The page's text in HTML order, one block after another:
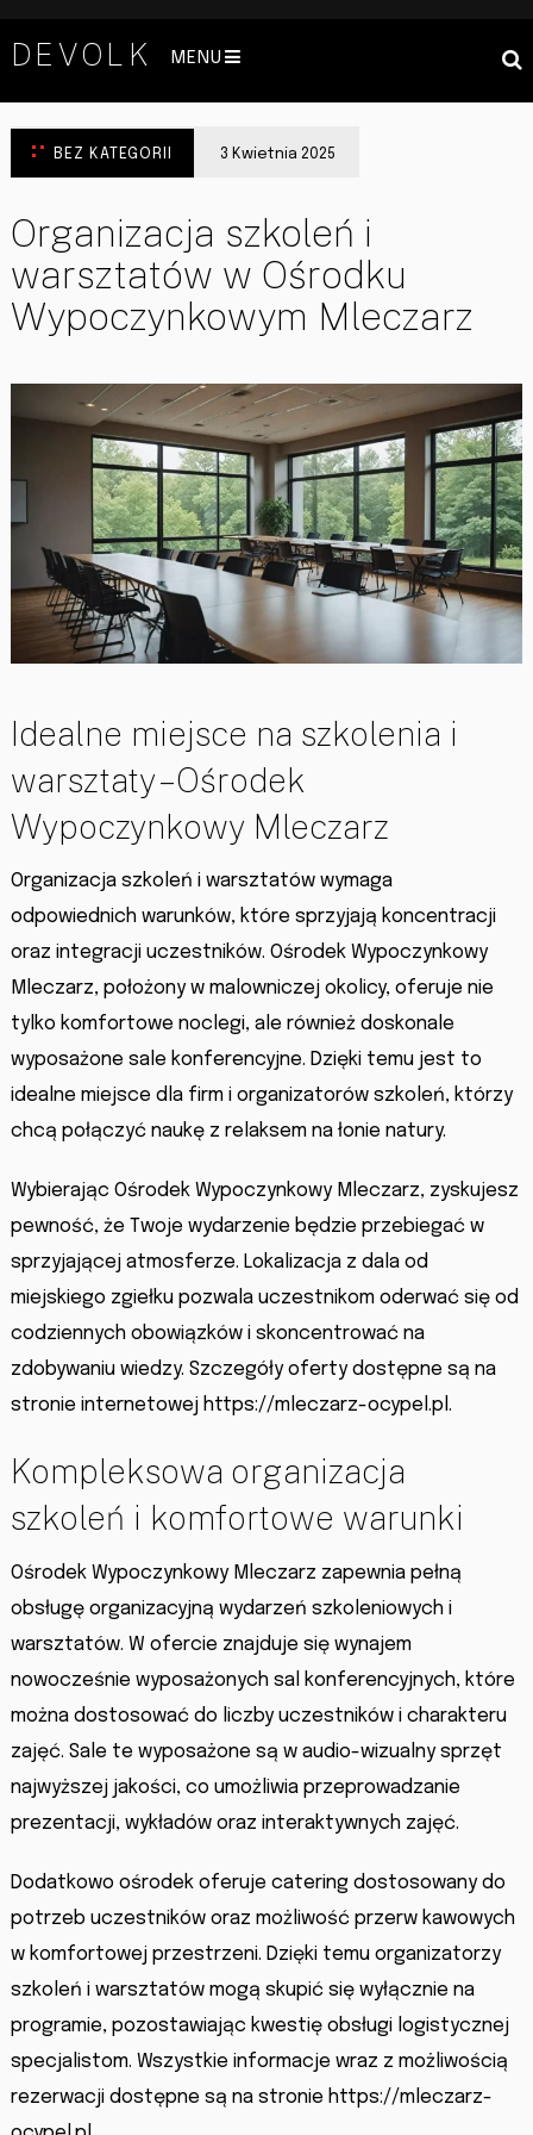
DEVOLK MENU
BEZ KATEGORII 3 Kwietnia 2025
Organizacja szkoleń i
warsztatów w Ośrodku
Wypoczynkowym Mleczarz
Idealne miejsce na szkolenia i
warsztaty – Ośrodek
Wypoczynkowy Mleczarz
Organizacja szkoleń i warsztatów wymaga
odpowiednich warunków, które sprzyjają koncentracji
oraz integracji uczestników. Ośrodek Wypoczynkowy
Mleczarz, położony w malowniczej okolicy, oferuje nie
tylko komfortowe noclegi, ale również doskonale
wyposażone sale konferencyjne. Dzięki temu jest to
idealne miejsce dla firm i organizatorów szkoleń, którzy
chcą połączyć naukę z relaksem na łonie natury.
Wybierając Ośrodek Wypoczynkowy Mleczarz, zyskujesz
pewność, że Twoje wydarzenie będzie przebiegać w
sprzyjającej atmosferze. Lokalizacja z dala od
miejskiego zgiełku pozwala uczestnikom oderwać się od
codziennych obowiązków i skoncentrować na
zdobywaniu wiedzy. Szczegóły oferty dostępne są na
stronie internetowej https://mleczarz-ocypel.pl.
Kompleksowa organizacja
szkoleń i komfortowe warunki
Ośrodek Wypoczynkowy Mleczarz zapewnia pełną
obsługę organizacyjną wydarzeń szkoleniowych i
warsztatów. W ofercie znajduje się wynajem
nowocześnie wyposażonych sal konferencyjnych, które
można dostosować do liczby uczestników i charakteru
zajęć. Sale te wyposażone są w audio-wizualny sprzęt
najwyższej jakości, co umożliwia przeprowadzanie
prezentacji, wykładów oraz interaktywnych zajęć.
Dodatkowo ośrodek oferuje catering dostosowany do
potrzeb uczestników oraz możliwość przerw kawowych
w komfortowej przestrzeni. Dzięki temu organizatorzy
szkoleń i warsztatów mogą skupić się wyłącznie na
programie, pozostawiając kwestię obsługi logistycznej
specjalistom. Wszystkie informacje wraz z możliwością
rezerwacji dostępne są na stronie https://mleczarz-